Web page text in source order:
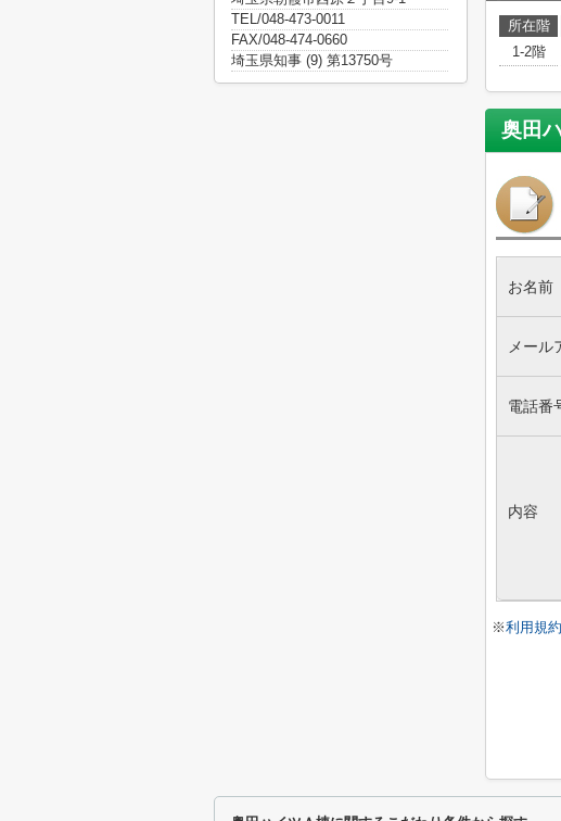
所在階
1-2階
奥田
お名前
メール
電話番
内容
※利用規約
TEL/048-473-0011
FAX/048-474-0660
埼玉県知事 (9) 第13750号